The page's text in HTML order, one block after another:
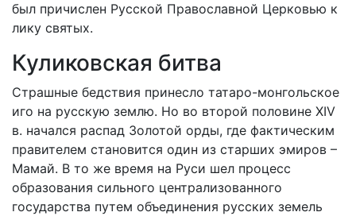
был причислен Русской Православной Церковью к
лику святых.
Куликовская битва
Страшные бедствия принесло татаро-монгольское
иго на русскую землю. Но во второй половине XIV
в. начался распад Золотой орды, где фактическим
правителем становится один из старших эмиров –
Мамай. В то же время на Руси шел процесс
образования сильного централизованного
государства путем объединения русских земель